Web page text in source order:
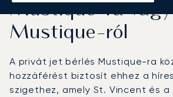
Mustique-ra vagy
Mustique-ról
A privát jet bérlés Mustique-ra
hozzáférést biztosít ehhez a
szigethez, amely St. Vincent és a